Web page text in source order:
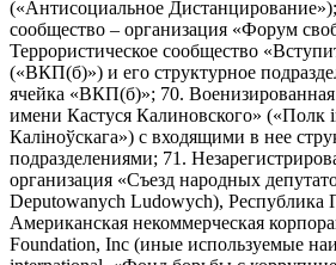
(«Антисоциальное
сообщество – организация «Форум
Террористическое сообщество
(«ВКП(б)») и его структурное
ячейка «ВКП(б)»; 70.
имени Кастуся Калиновского» («Полк
Калiноўскага») с входящими в нее
подразделениями; 71.
организация «Съезд народных
Deputowanych Ludowych), Республика
Американская некоммерческая
Foundation, Inc (иные используемые